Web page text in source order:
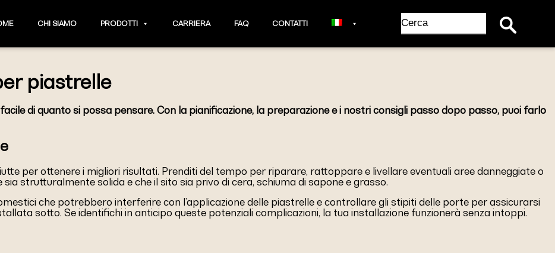
CHI SIAMO PRODOTTI CARRIERA FAQ CONTATTI
for:
piastrelle
di quanto si possa pensare. Con la pianificazione, la preparazione e i nostri consigli passo dopo passo, puoi farlo
per ottenere i migliori risultati. Prenditi del tempo per riparare, rattoppare e livellare eventuali aree danneggiate o
strutturalmente solida e che il sito sia privo di cera, schiuma di sapone e grasso.
che potrebbero interferire con l’applicazione delle piastrelle e controllare gli stipiti delle porte per assicurarsi
sotto. Se identifichi in anticipo queste potenziali complicazioni, la tua installazione funzionerà senza intoppi.